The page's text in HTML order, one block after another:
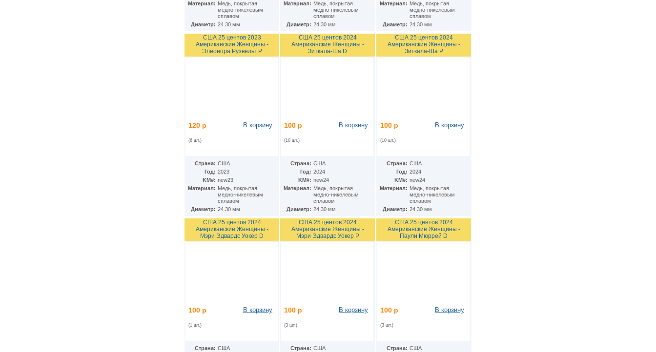
Материал: Медь, покрытая
медно-никелевым
сплавом
Диаметр: 24.30 мм
Материал: Медь, покрытая
медно-никелевым
сплавом
Диаметр: 24.30 мм
Материал: Медь, покрытая
медно-никелевым
сплавом
Диаметр: 24.30 мм
США 25 центов 2023
Американские Женщины -
Элеонора Рузвельт P
120 р
(6 шт.)
В корзину
Страна: США
Год: 2023
KM#: new23
Материал: Медь, покрытая
медно-никелевым
сплавом
Диаметр: 24.30 мм
США 25 центов 2024
Американские Женщины -
Зиткала-Ша D
100 р
(10 шт.)
В корзину
Страна: США
Год: 2024
KM#: new24
Материал: Медь, покрытая
медно-никелевым
сплавом
Диаметр: 24.30 мм
США 25 центов 2024
Американские Женщины -
Зиткала-Ша P
100 р
(10 шт.)
В корзину
Страна: США
Год: 2024
KM#: new24
Материал: Медь, покрытая
медно-никелевым
сплавом
Диаметр: 24.30 мм
США 25 центов 2024
Американские Женщины -
Мэри Эдвардс Уокер D
100 р
(1 шт.)
В корзину
Страна: США
США 25 центов 2024
Американские Женщины -
Мэри Эдвардс Уокер P
100 р
(3 шт.)
В корзину
Страна: США
США 25 центов 2024
Американские Женщины -
Паули Мюррей D
100 р
(3 шт.)
В корзину
Страна: США